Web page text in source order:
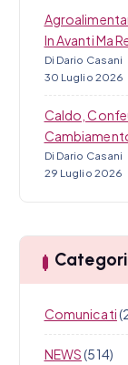
In Avanti Ma
Di Dario Casani
30 Luglio 2026
Caldo,
Di Dario Casani
29 Luglio 2026
Comunicati
NEWS(514)